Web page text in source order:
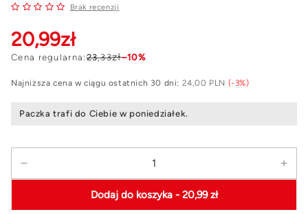
Brak recenzji
20,99zł
Cena regularna:23,33zł–10%
Najniższa cena w ciągu ostatnich 30 dni: 24,00 PLN (-3%)
Paczka trafi do Ciebie w poniedziałek.
ilość
ilość
Dodaj do koszyka- 20,99 zł